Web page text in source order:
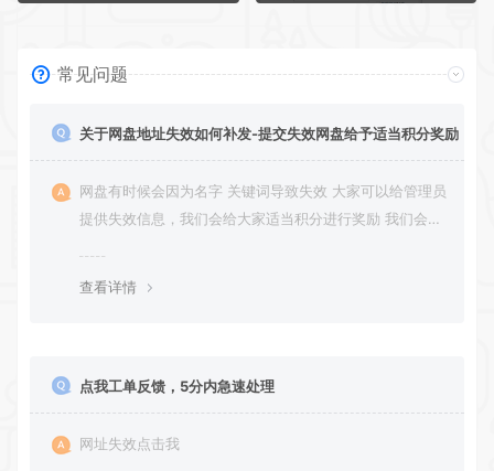
常见问题
关于网盘地址失效如何补发-提交失效网盘给予适当积分奖励
网盘有时候会因为名字 关键词导致失效 大家可以给管理员
提供失效信息，我们会给大家适当积分进行奖励 我们会第
查看详情
点我工单反馈，5分内急速处理
网址失效点击我